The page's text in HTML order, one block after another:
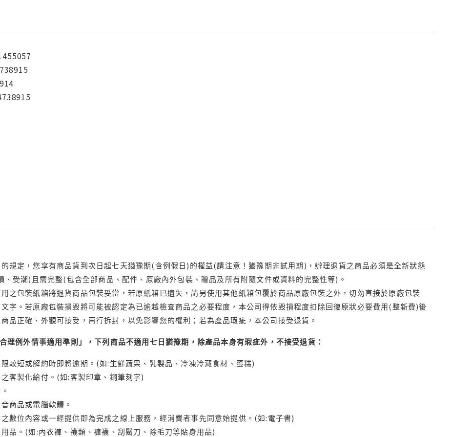
規定，您享有商品貨到次日起七天猶豫期(含例假日)的權益(請注意！猶豫期非試用期)，辦理退貨之商品必須是全新狀態
、受潮)且需完整(包含全部商品、配件、原廠內外包裝、贈品及所有附隨文件或資料的完整性等)。
之包裝紙箱將退貨商品包裝妥當，若原紙箱已遺失，請另使用其他紙箱包覆於商品原廠包裝之外，切勿直接於原廠包裝
文字。若原廠包裝損毀將可能被認定為已逾越檢查商品之必要程度，本公司得依毀損程度扣除回復原狀必要費用(整新費)後
品正確、外觀可接受，再行拆封，以免影響您的權利；若為產品瑕疵，本公司接受退貨。
理例外情事適用準則」，下列商品不適用七日猶豫期，除產品本身有瑕疵外，不接受退貨：
較短或解約時即將逾期。(如:生鮮蔬果、乳製品、冷凍冷藏食材、蛋糕)
客製化給付。(如:客製印章、鋼筆刻字)
商品或電腦軟體。
數位內容或一經提供即為完成之線上服務，經消費者事先同意始提供。(如:電子書)
品。(如:內衣褲、襪類、褲襪、刮鬍刀、除毛刀等貼身用品)